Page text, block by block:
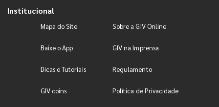
Institucional
Mapa do Site Sobre a GIV Online
Baixe o App GIV na Imprensa
Dicas e Tutoriais Regulamento
GIV coins Política de Privacidade